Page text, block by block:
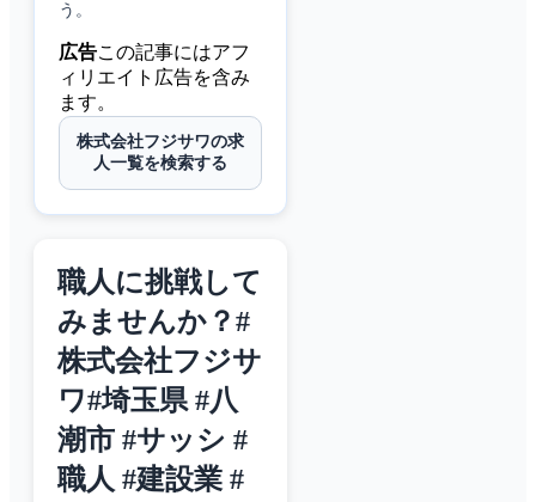
う。
広告この記事にはアフ
ィリエイト広告を含み
ます。
株式会社フジサワの求
人一覧を検索する
職人に挑戦して
みませんか？#
株式会社フジサ
ワ#埼玉県 #八
潮市 #サッシ #
職人 #建設業 #